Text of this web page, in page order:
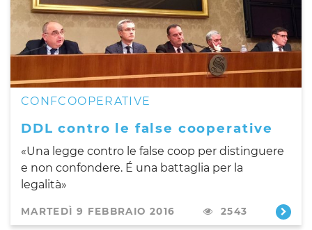
CONFCOOPERATIVE
DDL contro le false cooperative
«Una legge contro le false coop per distinguere
e non confondere. É una battaglia per la
legalità»
MARTEDÌ 9 FEBBRAIO 2016 2543